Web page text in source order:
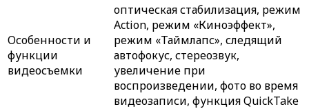
Особенности и
функции
видеосъемки
оптическая стабилизация, режим
Action, режим «Киноэффект»,
режим «Таймлапс», следящий
автофокус, стереозвук,
увеличение при
воспроизведении, фото во время
видеозаписи, функция QuickTake